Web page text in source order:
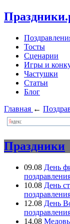
Тосты
Сценарии
Игры и
Частушки
Статьи
Блог
Главная ←
Праздники
09.08 День
10.08 День
12.08 День
14.08